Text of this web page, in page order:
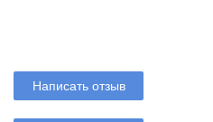
Написать отзыв